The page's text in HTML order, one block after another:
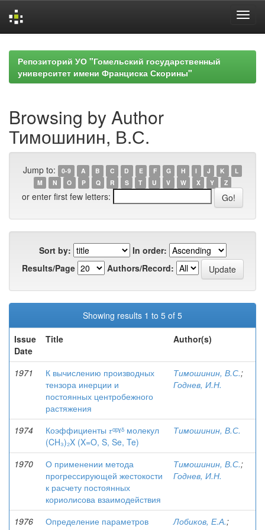
navigationРепозиторий УО "Гомельский государственный
университет имени Франциска Скорины"
Browsing by Author
Тимошинин, В.С.
Jump to: 0-9 A B C D E F G H I J K
L
M
N O P Q R S T U V W X Y Z
or enter first few letters:
Sort by:
In order:
Results/Page
Authors/Record:
Showing results 1 to 5 of 5
Issue
Date
Title Author(s)
1971
К вычислению производных
тензора инерции и
постоянных центробежного
растяжения
Тимошинин, В.С.;
Годнев, И.Н.
1974
Коэффициенты 𝜏ᵅᵖˠᵟ молекул
(CH₃)₂X (X=O, S, Se, Te)
Тимошинин, В.С.
1970
О применении метода
прогрессирующей жестокости
к расчету постоянных
кориолисова взаимодействия
Тимошинин, В.С.;
Годнев, И.Н.
1976
Определение параметров
Лобиков, Е.А.;